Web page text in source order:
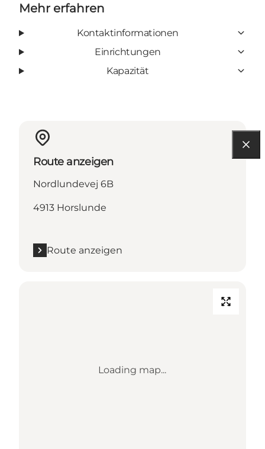
Mehr erfahren
Kontaktinformationen
Einrichtungen
Kapazität
Route anzeigen
Nordlundevej 6B
4913 Horslunde
Route anzeigen
Loading map...